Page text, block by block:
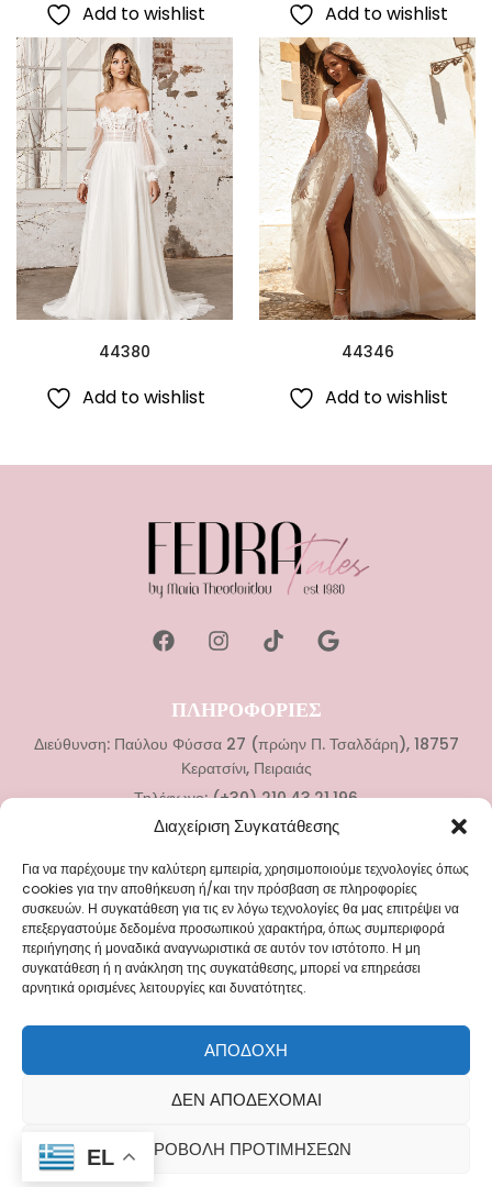
Διαχείριση Συγκατάθεσης
Για να παρέχουμε την καλύτερη εμπειρία, χρησιμοποιούμε τεχνολογίες όπως
cookies για την αποθήκευση ή/και την πρόσβαση σε πληροφορίες
συσκευών. Η συγκατάθεση για τις εν λόγω τεχνολογίες θα μας επιτρέψει να
επεξεργαστούμε δεδομένα προσωπικού χαρακτήρα, όπως συμπεριφορά
περιήγησης ή μοναδικά αναγνωριστικά σε αυτόν τον ιστότοπο. Η μη
συγκατάθεση ή η ανάκληση της συγκατάθεσης, μπορεί να επηρεάσει
αρνητικά ορισμένες λειτουργίες και δυνατότητες.
ΑΠΟΔΟΧΉ
ΔΕΝ ΑΠΟΔΈΧΟΜΑΙ
ΠΡΟΒΟΛΉ ΠΡΟΤΙΜΉΣΕΩΝ
Add to wishlist Add to wishlist
44380
Add to wishlist
44346
Add to wishlist
ΠΛΗΡΟΦΟΡΙΕΣ
Διεύθυνση: Παύλου Φύσσα 27 (πρώην Π. Τσαλδάρη), 18757
Κερατσίνι, Πειραιάς
Τηλέφωνο: (+30) 210.43.21.196
Νυφικά
Αξεσουάρ Γάμου
Βαπτιστικά Ρούχα
Αξεσουάρ Βάπτισης
Blog
Επικοινωνία
©2025 FEDRA ALL RIGHTS RESERVED. DESIGNED BY
EL